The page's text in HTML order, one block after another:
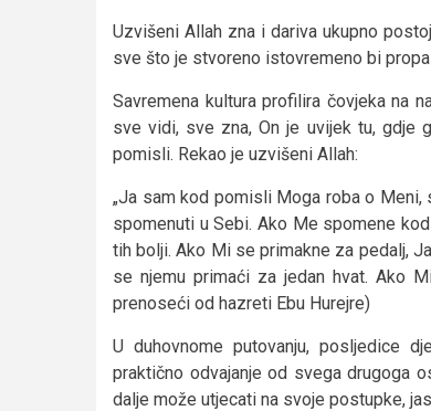
Uzvišeni Allah zna i dariva ukupno
sve što je stvoreno istovremeno bi
Savremena kultura profilira čovjeka na
sve vidi, sve zna, On je uvijek tu, gdje
pomisli. Rekao je uzvišeni Allah:
„Ja sam kod pomisli Moga roba o
spomenuti u Sebi. Ako Me spomene
tih bolji. Ako Mi se primakne za pedalj,
se njemu primaći za jedan hvat. Ako
prenoseći od hazreti Ebu Hurejre)
U duhovnome putovanju, posljedice
praktično odvajanje od svega drugoga
dalje može utjecati na svoje postupke,